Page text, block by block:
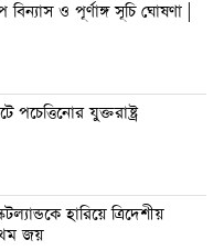
ও পূর্ণাঙ্গ সূচি ঘোষণা |
যুক্তরাষ্ট্র
হারিয়ে ত্রিদেশীয়
জয়